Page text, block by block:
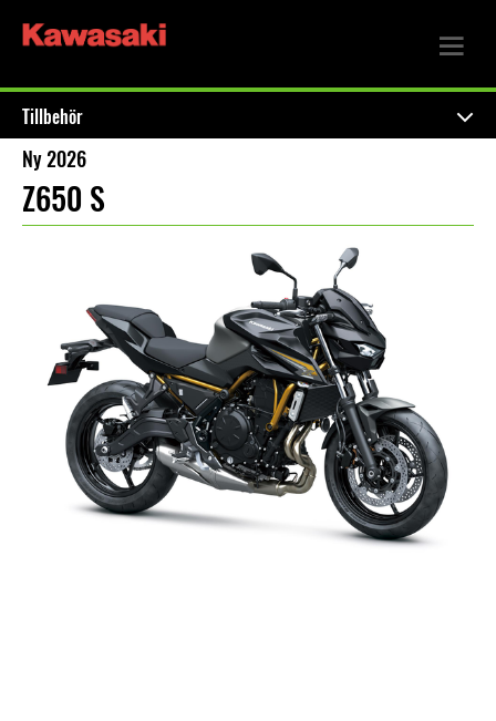
Tillbehör
Ny 2026
Z650 S